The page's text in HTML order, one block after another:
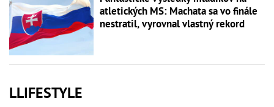
atletických MS: Machata sa vo finále
nestratil, vyrovnal vlastný rekord
LLIFESTYLE